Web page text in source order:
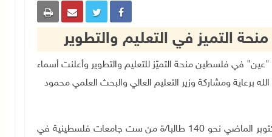
منحة التميز في التعليم والتطوير
للابتكار "عين" في فلسطين منحة التميّز للتعليم والتطوير وأعلنت أسماء
برعاية ومشاركة وزير التعليم العالي والبحث العلمي محمود
وقد تقدم للمنحة عند إطلاقها في شهر تشرين الأول/ أكتوبر الماضي نحو 140 طالبا/ة من ست جامعات فلسطينية في